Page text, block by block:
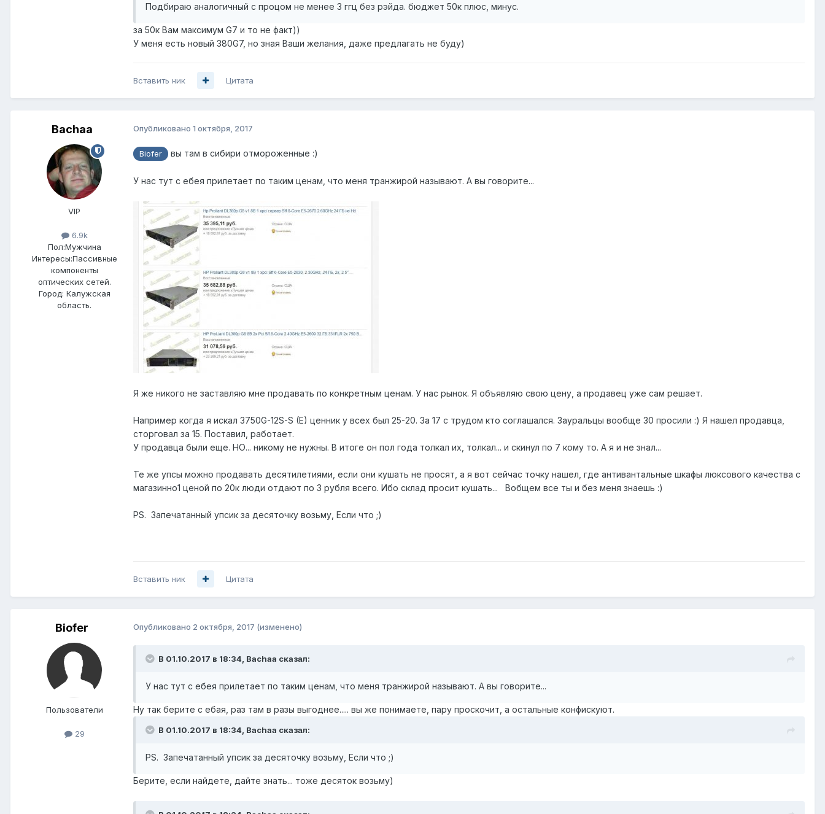
Подбираю аналогичный с процом не менее 3 ггц без рэйда. бюджет 50к плюс, минус.
за 50к Вам максимум G7 и то не факт))
У меня есть новый 380G7, но зная Ваши желания, даже предлагать не буду)
Вставить ник Цитата
Bachaa
VIP
6.9k
Пол:Мужчина
Интересы:Пассивные
компоненты
оптических сетей.
Город: Калужская
область.
Опубликовано 1 октября, 2017
Biofer вы там в сибири отмороженные :)
У нас тут с ебея прилетает по таким ценам, что меня транжирой называют. А вы говорите...
Я же никого не заставляю мне продавать по конкретным ценам. У нас рынок. Я объявляю свою цену, а продавец уже сам решает.
Например когда я искал 3750G-12S-S (E) ценник у всех был 25-20. За 17 с трудом кто соглашался. Зауральцы вообще 30 просили :) Я нашел продавца,
сторговал за 15. Поставил, работает.
У продавца были еще. НО... никому не нужны. В итоге он пол года толкал их, толкал... и скинул по 7 кому то. А я и не знал...
Те же упсы можно продавать десятилетиями, если они кушать не просят, а я вот сейчас точку нашел, где антивантальные шкафы люксового качества с
магазинно1 ценой по 20к люди отдают по 3 рубля всего. Ибо склад просит кушать... Вобщем все ты и без меня знаешь :)
PS. Запечатанный упсик за десяточку возьму, Если что ;)
Вставить ник Цитата
Biofer
Пользователи
29
Опубликовано 2 октября, 2017 (изменено)
В 01.10.2017 в 18:34, Bachaa сказал:
У нас тут с ебея прилетает по таким ценам, что меня транжирой называют. А вы говорите...
Ну так берите с ебая, раз там в разы выгоднее..... вы же понимаете, пару проскочит, а остальные конфискуют.
В 01.10.2017 в 18:34, Bachaa сказал:
PS. Запечатанный упсик за десяточку возьму, Если что ;)
Берите, если найдете, дайте знать... тоже десяток возьму)